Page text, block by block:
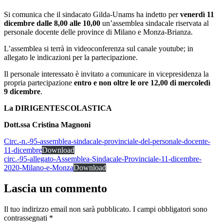
Si comunica che il sindacato Gilda-Unams ha indetto pervenerdì 11
dicembre dalle 8,00 alle 10,00 un’assemblea sindacale riservata al
personale docente delle province di Milano e Monza-Brianza.
L’assemblea si terrà in videoconferenza sul canale youtube; in
allegato le indicazioni per la partecipazione.
Il personale interessato è invitato a comunicare in vicepresidenza la
propria partecipazione entro e non oltre le ore 12,00 di mercoledì
9 dicembre.
La DIRIGENTESCOLASTICA
Dott.ssa Cristina Magnoni
Circ.-n.-95-assemblea-sindacale-provinciale-del-personale-docente-
11-dicembreDownload
circ.-95-allegato-Assemblea-Sindacale-Provinciale-11-dicembre-
2020-Milano-e-MonzaDownload
Lascia un commento
Il tuo indirizzo email non sarà pubblicato. I campi obbligatori sono
contrassegnati *